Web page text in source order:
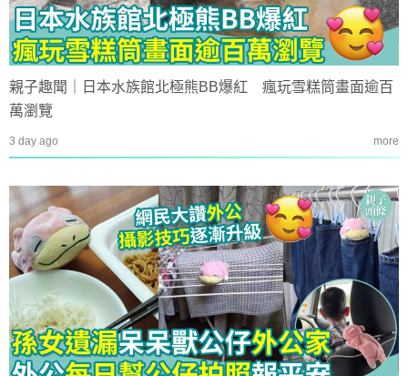
親子趣聞｜日本水族館北極熊BB爆紅 瘋玩雪糕筒畫面逾百
萬瀏覽
3 day ago more